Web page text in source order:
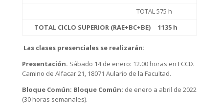
TOTAL 575 h
TOTAL CICLO SUPERIOR (RAE+BC+BE) 1135 h
Las clases presenciales se realizarán:
Presentación. Sábado 14 de enero: 12.00 horas en FCCD.
Camino de Alfacar 21, 18071 Aulario de la Facultad.
Bloque Común: Bloque Común: de enero a abril de 2022
(30 horas semanales).